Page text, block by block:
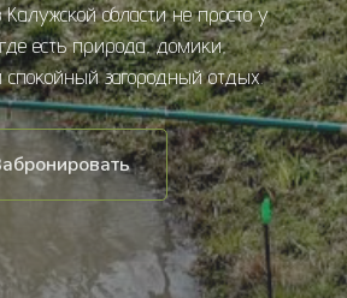
области не просто у
есть природа, домики,
загородный отдых.